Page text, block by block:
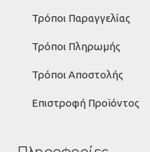
Τρόποι Παραγγελίας
Τρόποι Πληρωμής
Τρόποι Αποστολής
Επιστροφή Προϊόντος